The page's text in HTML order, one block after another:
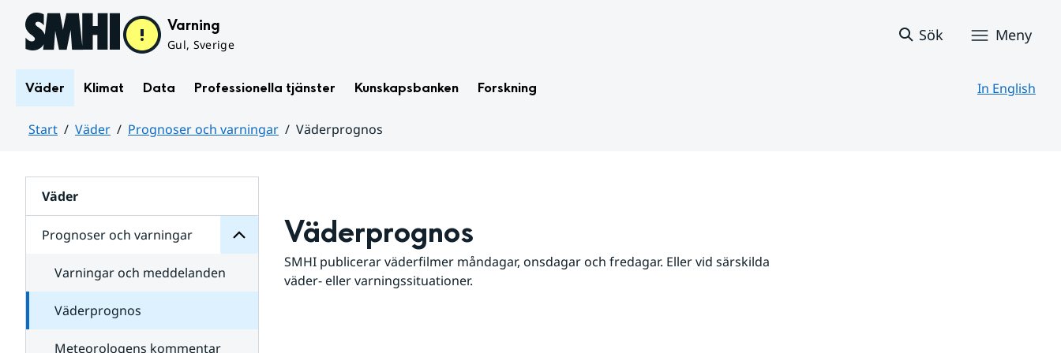
Hoppa till sidans innehåll Varning
Gul, Sverige
Sök Meny
Väder Klimat Data Professionella tjänster Kunskapsbanken Forskning In English
Start Väder Prognoser och varningar
Väderprognos
Väder
Prognoser och varningar
för
varningar
Varningar och meddelanden
Väderprognos
Meteorologens kommentar
Väderprognos
SMHI publicerar väderfilmer måndagar, onsdagar och fredagar. Eller vid särskilda
väder- eller varningssituationer.